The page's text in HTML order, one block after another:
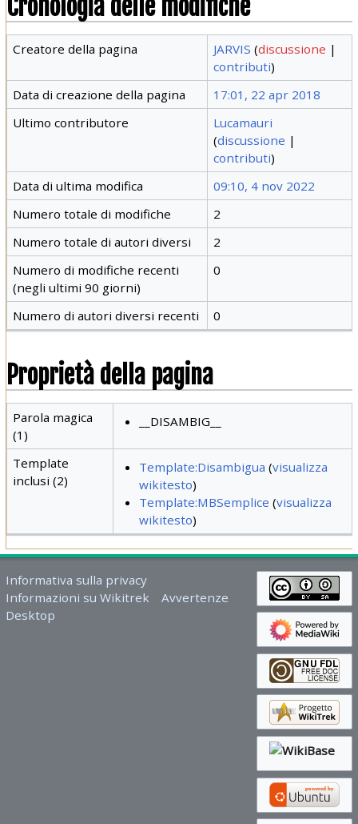
Cronologia delle modifiche
Creatore della pagina JARVIS (discussione |
contributi)
Data di creazione della pagina
17:01, 22 apr 2018
Ultimo contributore
Lucamauri
(discussione |
contributi)
Data di ultima modifica
09:10, 4 nov 2022
Numero totale di modifiche
2
Numero totale di autori diversi
2
Numero di modifiche recenti
(negli ultimi 90 giorni)
0
Numero di autori diversi recenti 0
Proprietà della pagina
Parola magica
(1)
__DISAMBIG__
Template
inclusi (2)
Template:Disambigua (visualizza
wikitesto)
Template:MBSemplice (visualizza
wikitesto)
Informativa sulla privacy
Informazioni su Wikitrek
Avvertenze
Desktop